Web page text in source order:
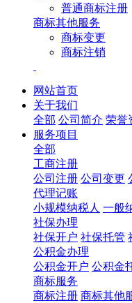
普通商标注册
商标其他服务
商标变更
商标注销
网站首页
关于我们
全部 公司简介 荣誉
服务项目
全部
工商注册
公司注册 公司变更
代理记账
小规模纳税人 一般
社保办理
社保开户 社保托管
公积金办理
公积金开户 公积金
商标服务
商标注册 商标其他